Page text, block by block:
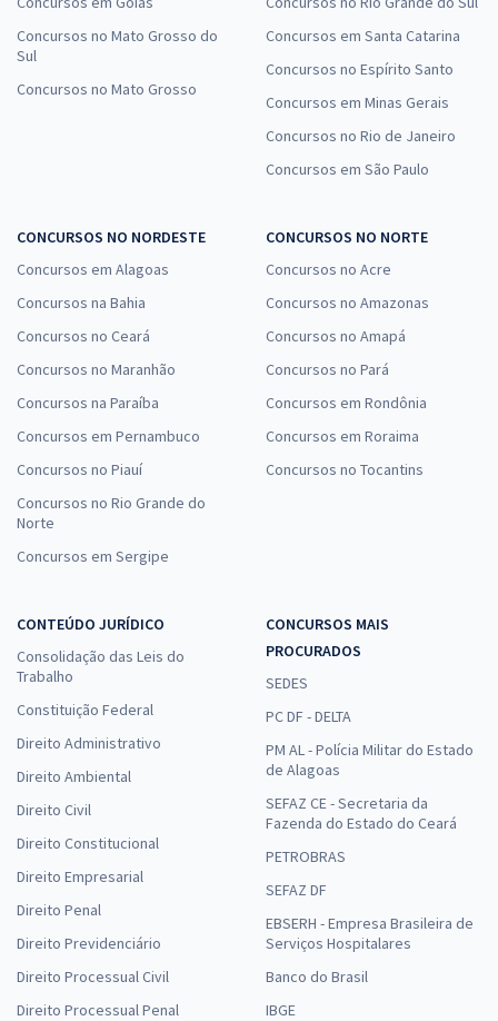
Concursos no Mato Grosso do
Sul
Concursos no Mato Grosso
Concursos em Santa Catarina
Concursos no Espírito Santo
Concursos em Minas Gerais
Concursos no Rio de Janeiro
Concursos em São Paulo
CONCURSOS NO NORDESTE
Concursos em Alagoas
Concursos na Bahia
Concursos no Ceará
Concursos no Maranhão
Concursos na Paraíba
Concursos em Pernambuco
Concursos no Piauí
Concursos no Rio Grande do
Norte
Concursos em Sergipe
CONCURSOS NO NORTE
Concursos no Acre
Concursos no Amazonas
Concursos no Amapá
Concursos no Pará
Concursos em Rondônia
Concursos em Roraima
Concursos no Tocantins
CONTEÚDO JURÍDICO
Consolidação das Leis do
Trabalho
Constituição Federal
Direito Administrativo
Direito Ambiental
Direito Civil
Direito Constitucional
Direito Empresarial
Direito Penal
Direito Previdenciário
Direito Processual Civil
Direito Processual Penal
CONCURSOS MAIS
PROCURADOS
SEDES
PC DF - DELTA
PM AL - Polícia Militar do Estado
de Alagoas
SEFAZ CE - Secretaria da
Fazenda do Estado do Ceará
PETROBRAS
SEFAZ DF
EBSERH - Empresa Brasileira de
Serviços Hospitalares
Banco do Brasil
IBGE